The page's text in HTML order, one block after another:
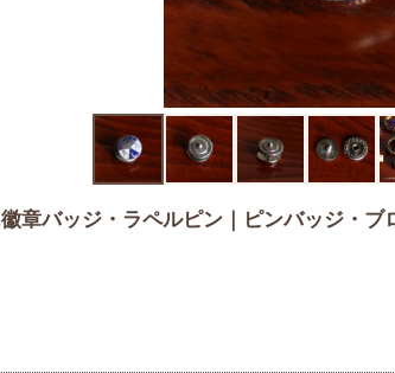
章バッジ・ラペルピン｜ピンバッジ・ブ